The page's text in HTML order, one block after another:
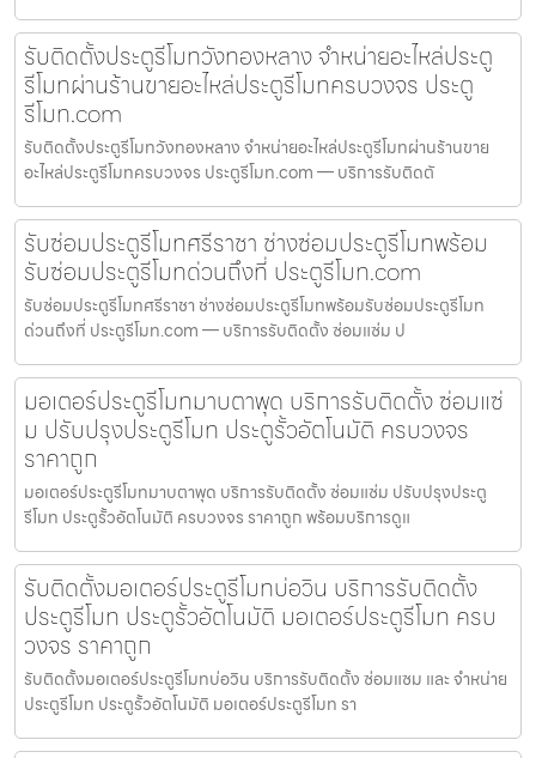
รับติดตั้งประตูรีโมทวังทองหลาง จำหน่ายอะไหล่ประตู
รีโมทผ่านร้านขายอะไหล่ประตูรีโมทครบวงจร ประตู
รีโมท.com
รับติดตั้งประตูรีโมทวังทองหลาง จำหน่ายอะไหล่ประตูรีโมทผ่านร้านขาย
อะไหล่ประตูรีโมทครบวงจร ประตูรีโมท.com — บริการรับติดตั
รับซ่อมประตูรีโมทศรีราชา ช่างซ่อมประตูรีโมทพร้อม
รับซ่อมประตูรีโมทด่วนถึงที่ ประตูรีโมท.com
รับซ่อมประตูรีโมทศรีราชา ช่างซ่อมประตูรีโมทพร้อมรับซ่อมประตูรีโมท
ด่วนถึงที่ ประตูรีโมท.com — บริการรับติดตั้ง ซ่อมแซ่ม ป
มอเตอร์ประตูรีโมทมาบตาพุด บริการรับติดตั้ง ซ่อมแซ่
ม ปรับปรุงประตูรีโมท ประตูรั้วอัตโนมัติ ครบวงจร
ราคาถูก
มอเตอร์ประตูรีโมทมาบตาพุด บริการรับติดตั้ง ซ่อมแซ่ม ปรับปรุงประตู
รีโมท ประตูรั้วอัตโนมัติ ครบวงจร ราคาถูก พร้อมบริการดูแ
รับติดตั้งมอเตอร์ประตูรีโมทบ่อวิน บริการรับติดตั้ง
ประตูรีโมท ประตูรั้วอัตโนมัติ มอเตอร์ประตูรีโมท ครบ
วงจร ราคาถูก
รับติดตั้งมอเตอร์ประตูรีโมทบ่อวิน บริการรับติดตั้ง ซ่อมแซม และ จำหน่าย
ประตูรีโมท ประตูรั้วอัตโนมัติ มอเตอร์ประตูรีโมท รา